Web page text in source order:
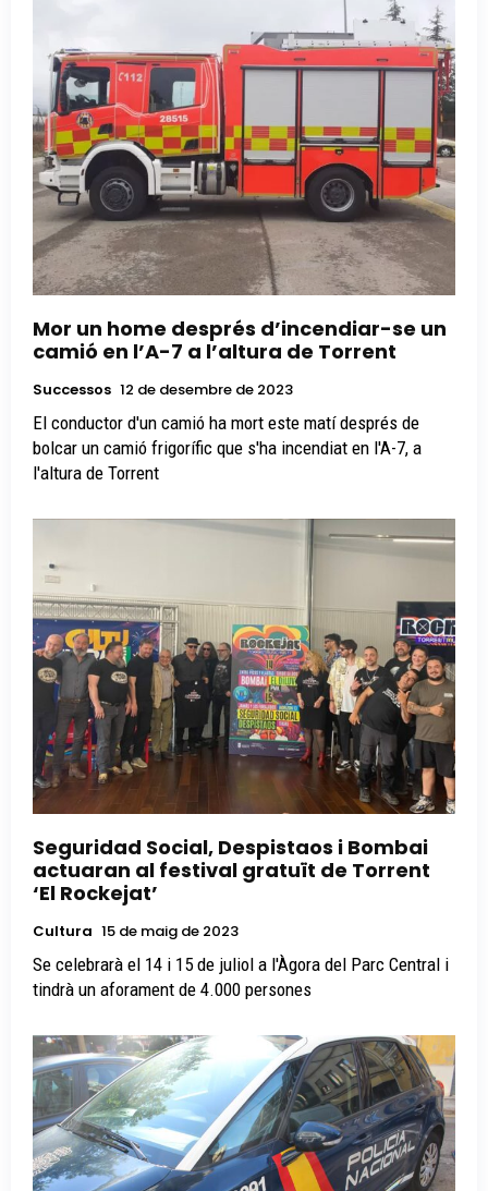
Mor un home després d’incendiar-se un
camió en l’A-7 a l’altura de Torrent
Successos 12 de desembre de 2023
El conductor d'un camió ha mort este matí després de
bolcar un camió frigorífic que s'ha incendiat en l'A-7, a
l'altura de Torrent
Seguridad Social, Despistaos i Bombai
actuaran al festival gratuït de Torrent
‘El Rockejat’
Cultura 15 de maig de 2023
Se celebrarà el 14 i 15 de juliol a l'Àgora del Parc Central i
tindrà un aforament de 4.000 persones